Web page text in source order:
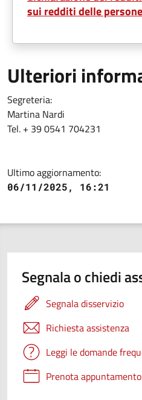
sui redditi delle
Ulteriori
Segreteria:
Martina Nardi
Tel. + 39 0541 704231
Ultimo aggiornamento:
06/11/2025, 16:21
Segnala o chiedi
Segnala disservizio
Richiesta assistenza
Leggi le domande
Prenota appuntamento